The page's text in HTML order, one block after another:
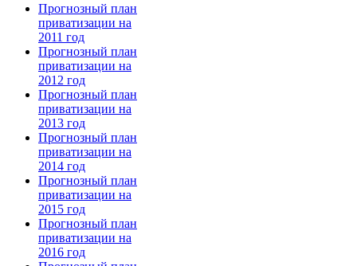
Прогнозный план
приватизации на
2011 год
Прогнозный план
приватизации на
2012 год
Прогнозный план
приватизации на
2013 год
Прогнозный план
приватизации на
2014 год
Прогнозный план
приватизации на
2015 год
Прогнозный план
приватизации на
2016 год